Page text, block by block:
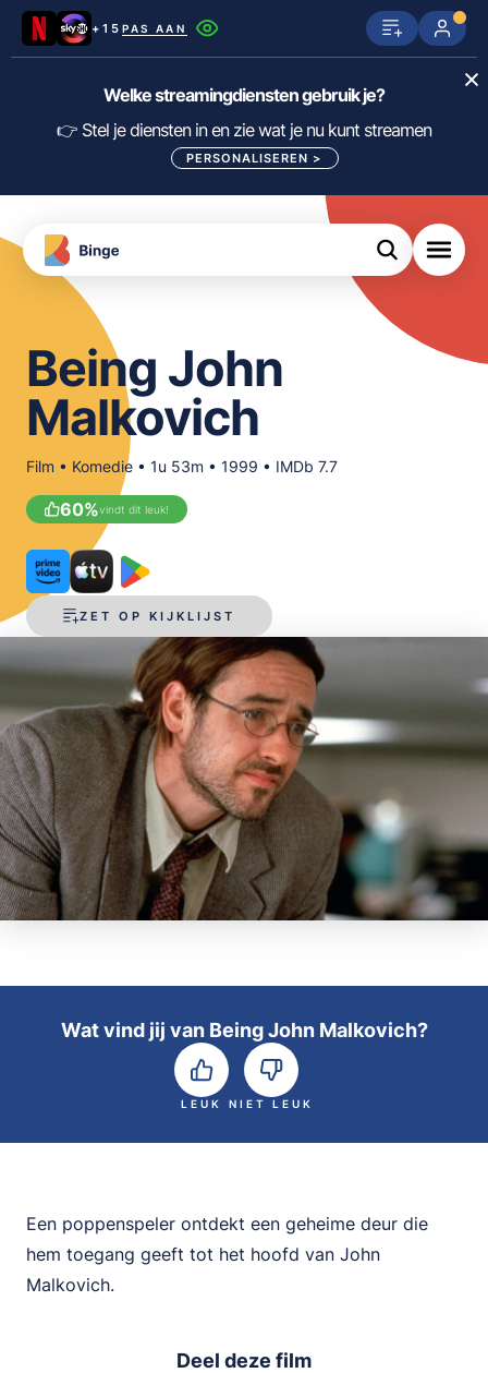
+15 PAS AAN
Netflix SkyShowtime Prime Video
Disney+ Videoland HBO Max
Viaplay Apple TV
KIJK
meJane Canal+
FILTER FILMS EN SERIES OP MIJN
DIENSTEN
Welke streamingdiensten gebruik je?
👉 Stel je diensten in en zie wat je nu kunt streamen
PERSONALISEREN >
Download
de
Binge
Being John
Malkovich
Film • Komedie • 1u 53m • 1999 • IMDb 7.7
60%vindt dit leuk!
ZET OP KIJKLIJST
Wat vind jij van Being John Malkovich?
LEUK NIET LEUK
Een poppenspeler ontdekt een geheime deur die
hem toegang geeft tot het hoofd van John
Malkovich.
Deel deze film